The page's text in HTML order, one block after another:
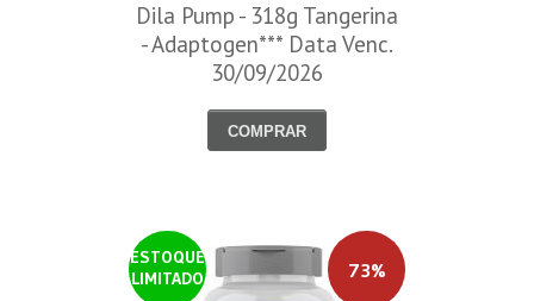
Dila Pump - 318g Tangerina
- Adaptogen*** Data Venc.
30/09/2026
COMPRAR
ESTOQUE
LIMITADO
73%